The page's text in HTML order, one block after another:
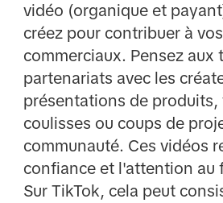
vidéo (organique et
créez pour contribuer à
commerciaux. Pensez aux
partenariats avec les
présentations de produits,
coulisses ou coups de
communauté. Ces vidéos
confiance et l'attention au
Sur TikTok, cela peut